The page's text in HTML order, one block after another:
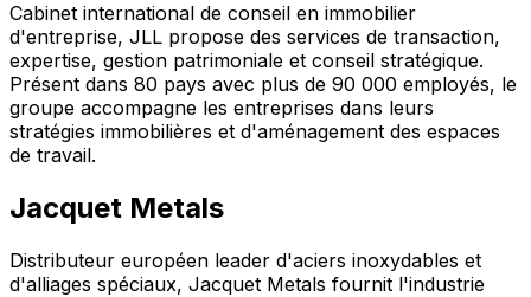
Cabinet international de conseil en immobilier
d'entreprise, JLL propose des services de transaction,
expertise, gestion patrimoniale et conseil stratégique.
Présent dans 80 pays avec plus de 90 000 employés, le
groupe accompagne les entreprises dans leurs
stratégies immobilières et d'aménagement des espaces
de travail.
Jacquet Metals
Distributeur européen leader d'aciers inoxydables et
d'alliages spéciaux, Jacquet Metals fournit l'industrie